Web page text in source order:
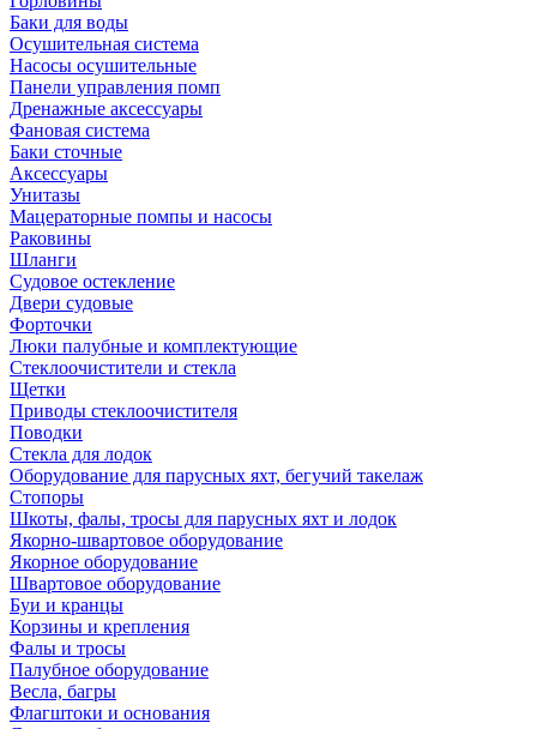
Баки для воды
Осушительная система
Насосы осушительные
Панели управления помп
Дренажные аксессуары
Фановая система
Баки сточные
Аксессуары
Унитазы
Мацераторные помпы и насосы
Раковины
Шланги
Судовое остекление
Двери судовые
Форточки
Люки палубные и комплектующие
Стеклоочистители и стекла
Щетки
Приводы стеклоочистителя
Поводки
Стекла для лодок
Оборудование для парусных яхт, бегучий такелаж
Стопоры
Шкоты, фалы, тросы для парусных яхт и лодок
Якорно-швартовое оборудование
Якорное оборудование
Швартовое оборудование
Буи и кранцы
Корзины и крепления
Фалы и тросы
Палубное оборудование
Весла, багры
Флагштоки и основания